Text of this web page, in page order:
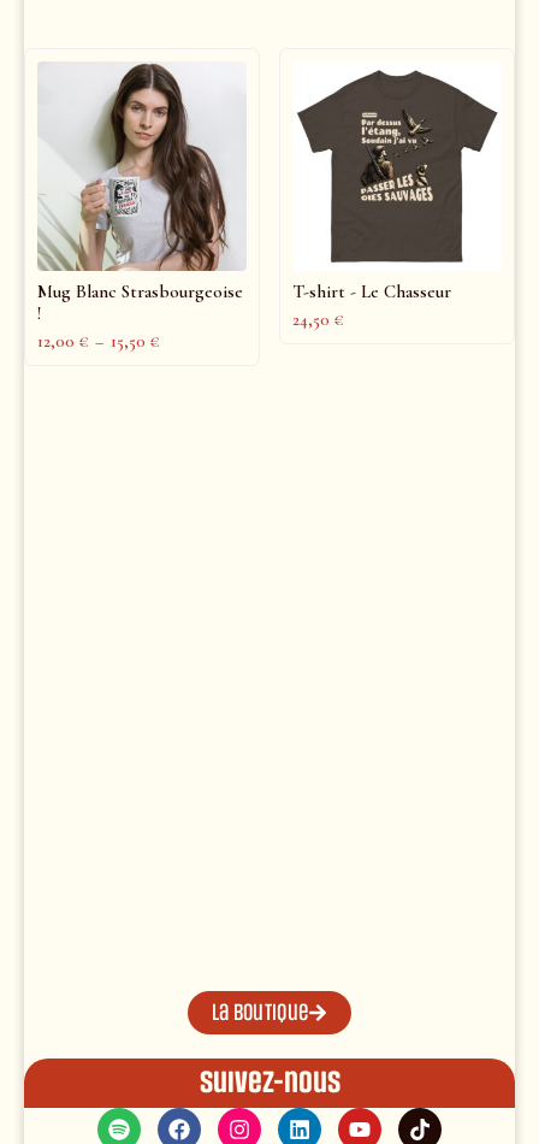
Mug Blanc Strasbourgeoise
!
12,00 € – 15,50 €
T-shirt - Le Chasseur
24,50 €
La boutique
Suivez-nous